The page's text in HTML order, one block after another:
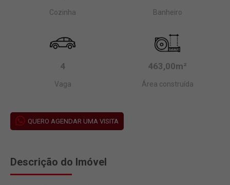
Cozinha Banheiro
4
Vaga
463,00m²
Área construída
QUERO AGENDAR UMA VISITA
Descrição do Imóvel